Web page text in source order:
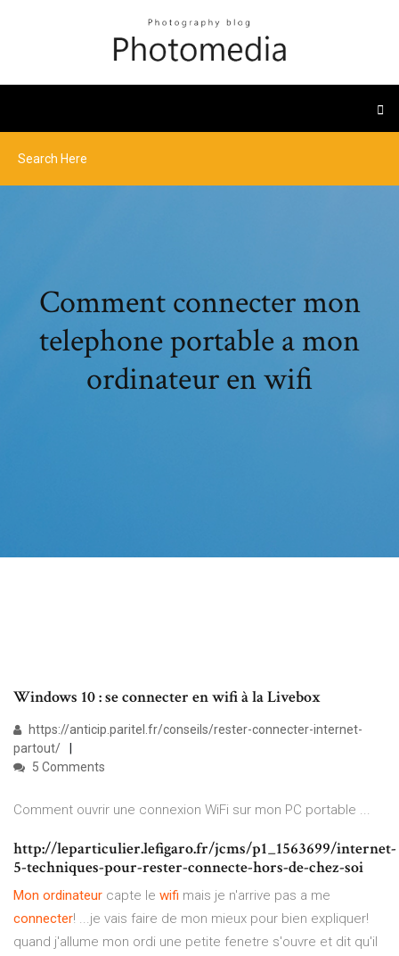
Comment connecter mon
telephone portable a mon
ordinateur en wifi
Windows 10 : se connecter en wifi à la Livebox
https://anticip.paritel.fr/conseils/rester-connecter-internet-
partout/
5 Comments
Comment ouvrir une connexion WiFi sur mon PC portable ...
http://leparticulier.lefigaro.fr/jcms/p1_1563699/internet-
5-techniques-pour-rester-connecte-hors-de-chez-soi
Mon ordinateur capte le wifi mais je n'arrive pas a me
connecter! ...je vais faire de mon mieux pour bien expliquer!
quand j'allume mon ordi une petite fenetre s'ouvre et dit qu'il